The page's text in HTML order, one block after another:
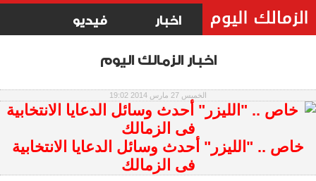
اخبار فيديو
اخبار الزمالك اليوم
الخميس 27 مارس 2014 19:02
خاص .. "الليزر" أحدث وسائل الدعايا الانتخابية
فى الزمالك